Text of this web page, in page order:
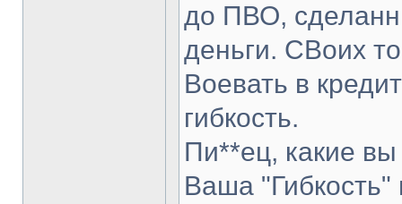
до ПВО,
деньги. СВоих
Воевать в
гибкость.
Пи**ец, какие вы
Ваша "Гибкость"